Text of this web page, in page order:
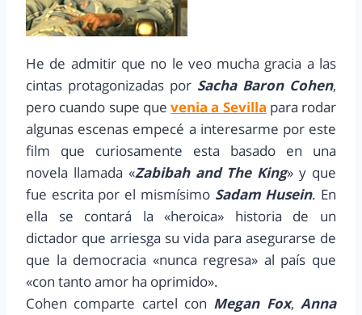
He de admitir que no le veo mucha gracia a las
cintas protagonizadas por Sacha Baron Cohen,
pero cuando supe que venia a Sevilla para rodar
algunas escenas empecé a interesarme por este
film que curiosamente esta basado en una
novela llamada «Zabibah and The King» y que
fue escrita por el mismísimo Sadam Husein. En
ella se contará la «heroica» historia de un
dictador que arriesga su vida para asegurarse de
que la democracia «nunca regresa» al país que
«con tanto amor ha oprimido».
Cohen comparte cartel con Megan Fox,Anna